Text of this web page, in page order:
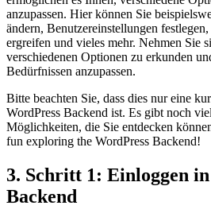
anzupassen. Hier können Sie
ändern, Benutzereinstellungen
ergreifen und vieles mehr. Nehmen Sie
verschiedenen Optionen zu erkunden
Bedürfnissen anzupassen.
Bitte beachten Sie, dass dies nur eine
WordPress Backend ist. Es gibt noch
Möglichkeiten, die Sie entdecken
fun exploring the WordPress Backend!
3. Schritt 1: Einloggen
Backend